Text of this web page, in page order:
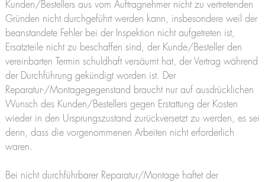
Kunden/Bestellers aus vom Auftragnehmer nicht zu vertretenden
Gründen nicht durchgeführt werden kann, insbesondere weil der
beanstandete Fehler bei der Inspektion nicht aufgetreten ist,
Ersatzteile nicht zu beschaffen sind, der Kunde/Besteller den
vereinbarten Termin schuldhaft versäumt hat, der Vertrag während
der Durchführung gekündigt worden ist. Der
Reparatur-/Montagegegenstand braucht nur auf ausdrücklichen
Wunsch des Kunden/Bestellers gegen Erstattung der Kosten
wieder in den Ursprungszustand zurückversetzt zu werden, es sei
denn, dass die vorgenommenen Arbeiten nicht erforderlich
waren.
Bei nicht durchführbarer Reparatur/Montage haftet der